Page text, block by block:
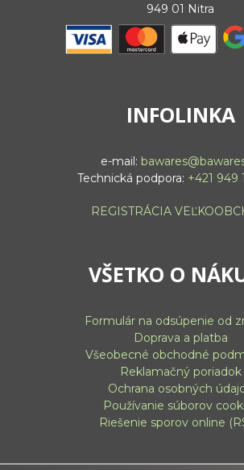
949 01 Nitra
INFOLINKA
e-mail:
Technická podpora: +421 949
REGISTRÁCIA
VŠETKO O
Formulár na odsúpenie od
Doprava a platba
Všeobecné obchodné
Reklamačný poriadok
Ochrana osobných
Používanie súborov
Riešenie sporov online